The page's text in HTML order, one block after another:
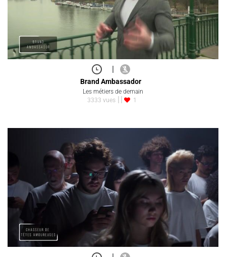
|
Brand Ambassador
Les métiers de demain
3333 vues
1